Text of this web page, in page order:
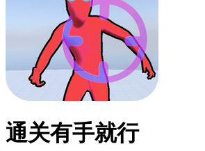
通关有手就行